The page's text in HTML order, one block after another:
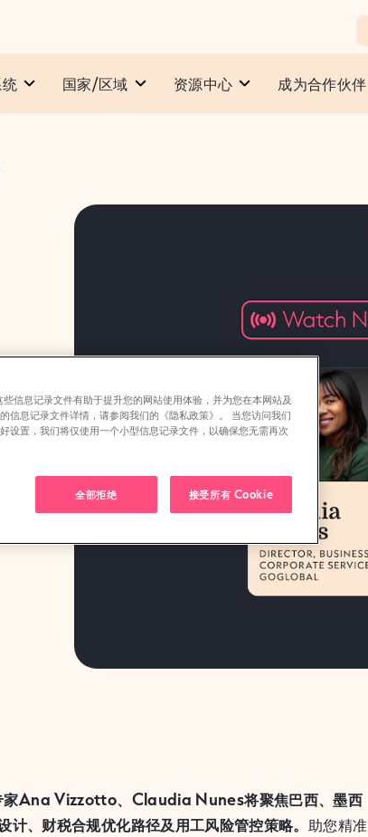
国家/区域 资源中心 成为合作伙伴
家Ana Vizzotto、Claudia Nunes将聚焦巴西、墨西
、财税合规优化路径及用工风险管控策略。 助您精准
信息记录文件有助于提升您的网站使用体验，并为您在本网站及
信息记录文件详情，请参阅我们的《隐私政策》。 当您访问我们
设置，我们将仅使用一个小型信息记录文件，以确保您无需再次
全部拒绝 接受所有 Cookie